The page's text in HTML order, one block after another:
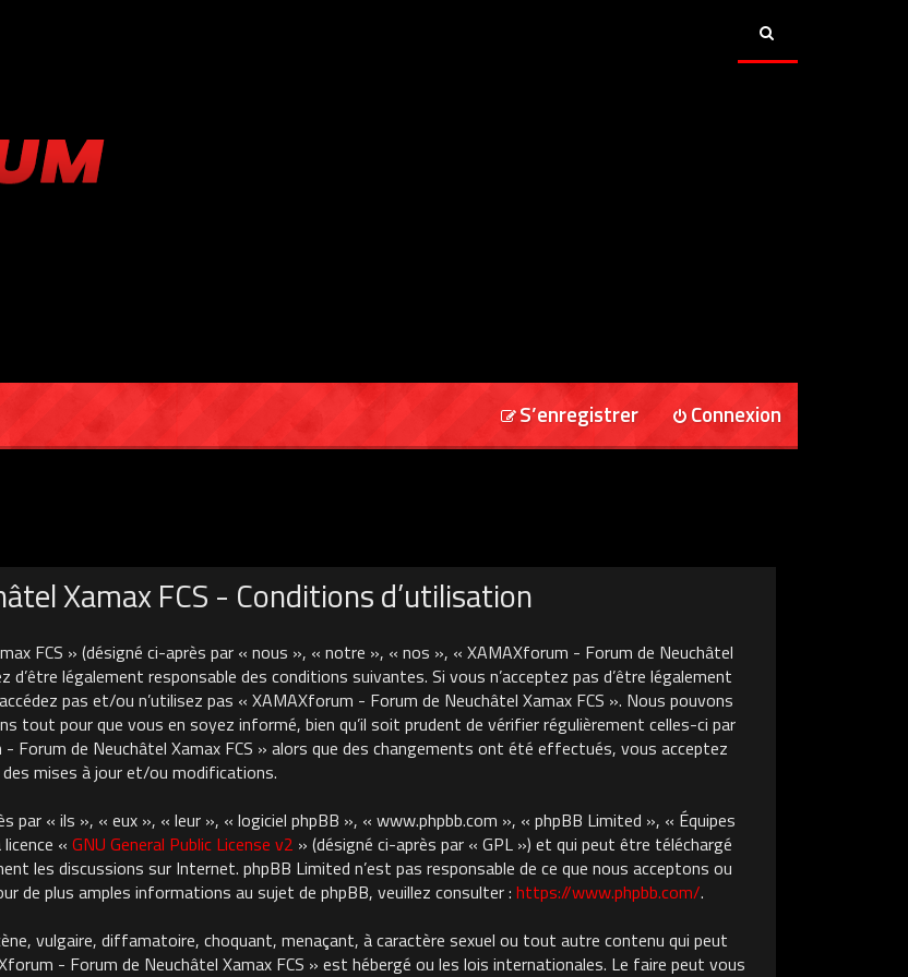
Connexion
S’enregistrer
Xamax FCS - Conditions d’utilisation
FCS » (désigné ci-après par « nous », « notre », « nos », « XAMAXforum - Forum de Neuchâtel
légalement responsable des conditions suivantes. Si vous n’acceptez pas d’être légalement
pas et/ou n’utilisez pas « XAMAXforum - Forum de Neuchâtel Xamax FCS ». Nous pouvons
tout pour que vous en soyez informé, bien qu’il soit prudent de vérifier régulièrement celles-ci par
Forum de Neuchâtel Xamax FCS » alors que des changements ont été effectués, vous acceptez
mises à jour et/ou modifications.
« ils », « eux », « leur », « logiciel phpBB », « www.phpbb.com », « phpBB Limited », « Équipes
« GNU General Public License v2 » (désigné ci-après par « GPL ») et qui peut être téléchargé
les discussions sur Internet. phpBB Limited n’est pas responsable de ce que nous acceptons ou
de plus amples informations au sujet de phpBB, veuillez consulter : https://www.phpbb.com/.
vulgaire, diffamatoire, choquant, menaçant, à caractère sexuel ou tout autre contenu qui peut
- Forum de Neuchâtel Xamax FCS » est hébergé ou les lois internationales. Le faire peut vous